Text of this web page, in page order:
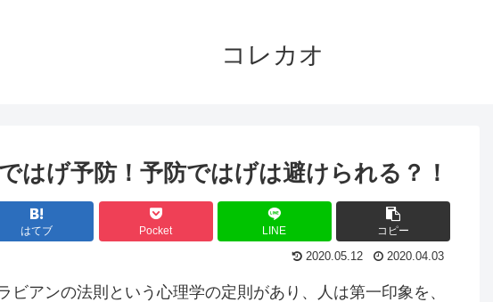
コレカオ
はげ予防！予防ではげは避けられる？！
はてブ Pocket LINE コピー
2020.05.12 2020.04.03
ビアンの法則という心理学の定則があり、人は第一印象を、